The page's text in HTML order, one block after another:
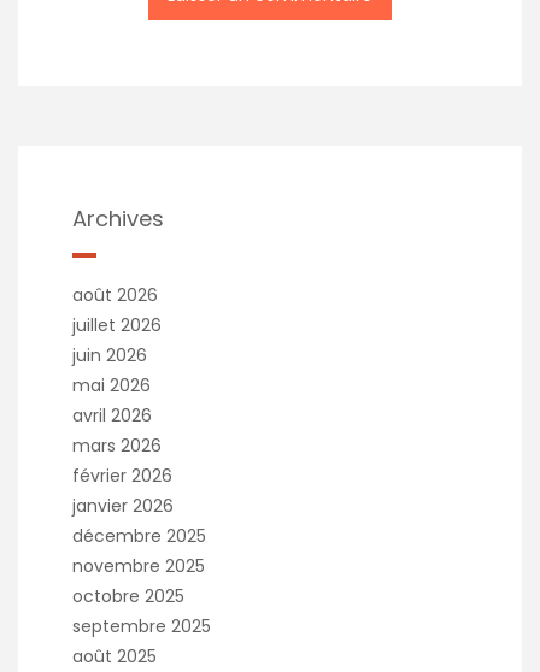
Archives
août 2026
juillet 2026
juin 2026
mai 2026
avril 2026
mars 2026
février 2026
janvier 2026
décembre 2025
novembre 2025
octobre 2025
septembre 2025
août 2025